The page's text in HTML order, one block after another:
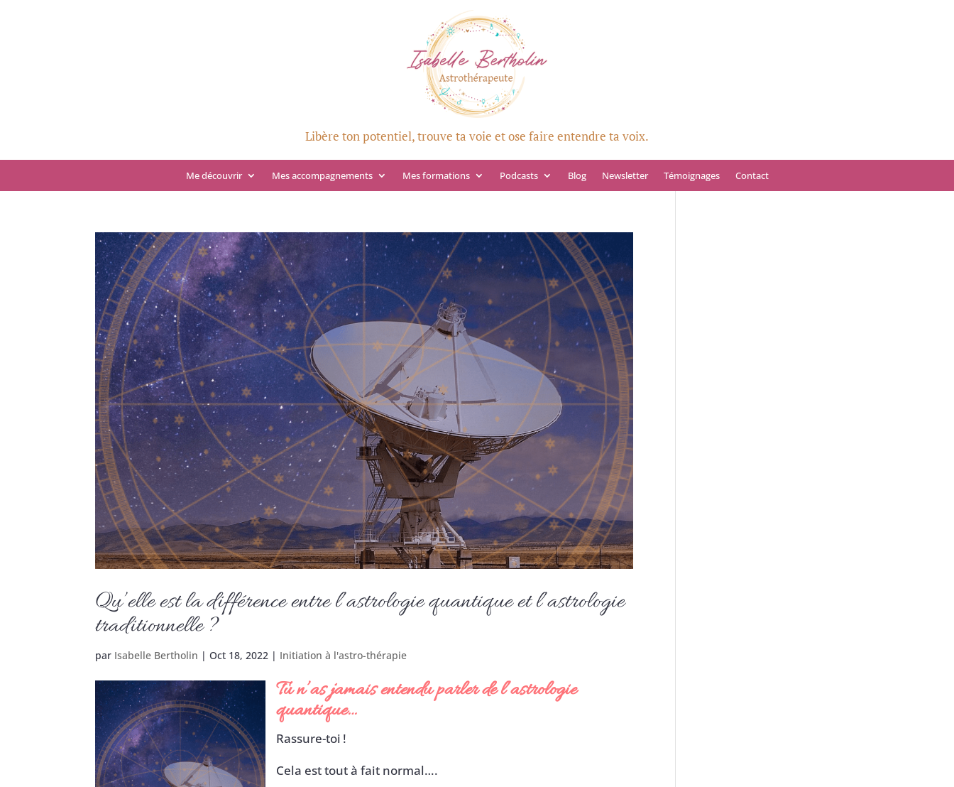
Libère ton potentiel, trouve ta voie et ose faire entendre ta voix.
Me découvrir Mes accompagnements Mes formations Podcasts Blog Newsletter Témoignages Contact
Qu’elle est la différence entre l’astrologie quantique et l’astrologie
traditionnelle ?
par Isabelle Bertholin |Oct 18, 2022 | Initiation à l'astro-thérapie
Tu n’as jamais entendu parler de l’astrologie
quantique…
Rassure-toi !
Cela est tout à fait normal….